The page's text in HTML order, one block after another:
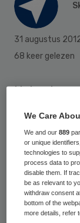
31 augustus
68 keer gelezen
Huisartsen
het maken
29
initiatief
We Care
We and our889
or unique
technologies to
process data to
disable them. If
be as relevant to
withdraw consent
bottom of the
more details, refer